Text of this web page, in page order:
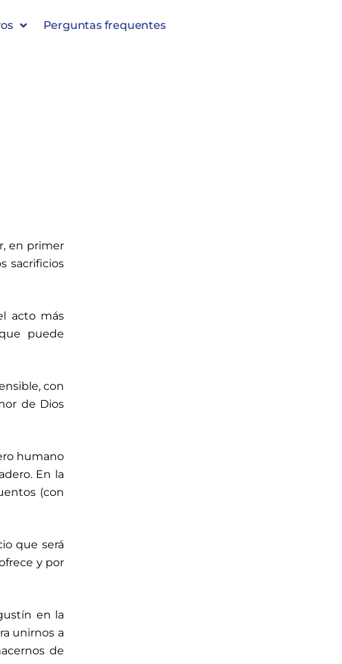
Perguntas frequentes
– España.
en primer
sacrificios
acto más
puede
con
de Dios
humano
En la
(con
que será
y por
en la
unirnos a
de